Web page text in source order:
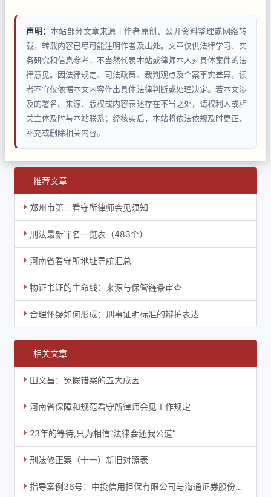
声明： 本站部分文章来源于作者原创、公开资料整理或网络转
载，转载内容已尽可能注明作者及出处。文章仅供法律学习、实
务研究和信息参考，不当然代表本站或律师本人对具体案件的法
律意见。因法律规定、司法政策、裁判观点及个案事实差异，读
者不宜仅依据本文内容作出具体法律判断或处理决定。若本文涉
及的署名、来源、版权或内容表述存在不当之处，请权利人或相
关主体及时与本站联系；经核实后，本站将依法依规及时更正、
补充或删除相关内容。
推荐文章
郑州市第三看守所律师会见须知
刑法最新罪名一览表（483个）
河南省看守所地址导航汇总
物证书证的生命线：来源与保管链条审查
合理怀疑如何形成：刑事证明标准的辩护表达
相关文章
田文昌：冤假错案的五大成因
河南省保障和规范看守所律师会见工作规定
23年的等待,只为相信“法律会还我公道”
刑法修正案（十一）新旧对照表
指导案例36号：中投信用担保有限公司与海通证券股份有限公司等证券权益纠纷执行复议案